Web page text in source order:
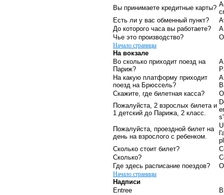
Вы принимаете кредитные карты?
Есть ли у вас обменный пункт?
До которого часа вы работаете?
Чье это производство?
Начало страницы
На вокзале
Во сколько приходит поезд на
Париж?
На какую платформу приходит
поезд на Брюссель?
Скажите, где билетная касса?
Пожалуйста, 2 взрослых билета и
1 детский до Парижа, 2 класс.
Пожалуйста, проездной билет на
день на взрослого с ребенком.
Сколько стоит билет?
Сколько?
Где здесь расписание поездов?
Начало страницы
Надписи
Entree